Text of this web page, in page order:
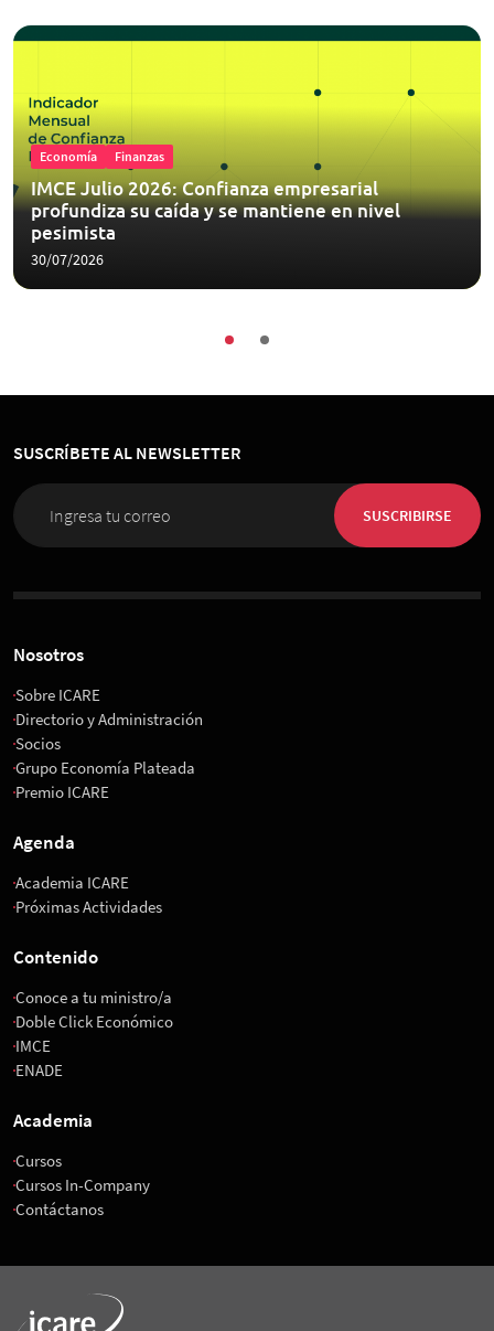
Economía Finanzas
IMCE Julio 2026: Confianza empresarial
profundiza su caída y se mantiene en nivel
pesimista
30/07/2026
SUSCRÍBETE AL NEWSLETTER
SUSCRIBIRSE
Nosotros
Sobre ICARE
Directorio y Administración
Socios
Grupo Economía Plateada
Premio ICARE
Agenda
Academia ICARE
Próximas Actividades
Contenido
Conoce a tu ministro/a
Doble Click Económico
IMCE
ENADE
Academia
Cursos
Cursos In-Company
Contáctanos